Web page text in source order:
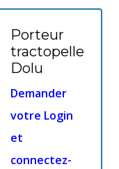
Porteur
tractopelle
Dolu
Demander
votre Login
et
connectez-